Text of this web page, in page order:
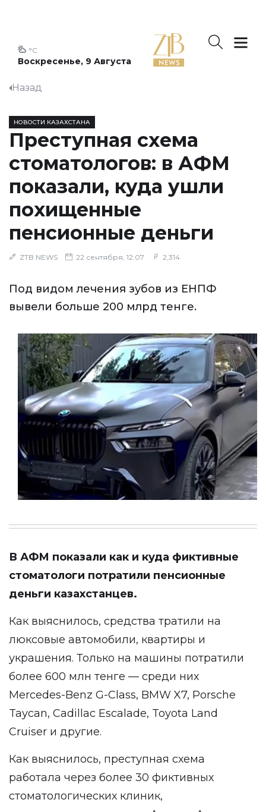
Воскресенье, 9 Августа
°C
Назад
НОВОСТИ КАЗАХСТАНА
Преступная схема
стоматологов: в АФМ
показали, куда ушли
похищенные
пенсионные деньги
ZTB NEWS 22 сентября, 12:07 2,314
Под видом лечения зубов из ЕНПФ
вывели больше 200 млрд тенге.
В АФМ показали как и куда фиктивные
стоматологи потратили пенсионные
деньги казахстанцев.
Как выяснилось, средства тратили на
люксовые автомобили, квартиры и
украшения. Только на машины потратили
более 600 млн тенге — среди них
Mercedes-Benz G-Class, BMW X7, Porsche
Taycan, Cadillac Escalade, Toyota Land
Cruiser и другие.
Как выяснилось, преступная схема
работала через более 30 фиктивных
стоматологических клиник,